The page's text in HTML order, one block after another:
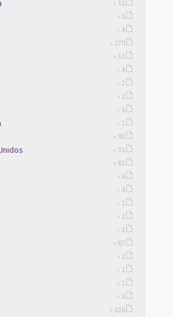
» 11
» 5
» 4
» 270
» 13
» 4
» 2
» 2
» 5
» 1
» 93
» 33
» 63
» 6
» 4
» 1
» 1
» 2
» 67
» 2
» 1
» 1
» 3
» 130